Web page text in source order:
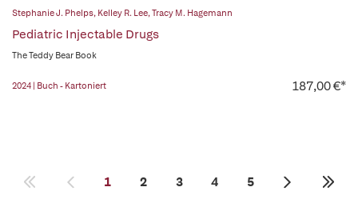
Stephanie J. Phelps, Kelley R. Lee,Tracy M. Hagemann
Pediatric Injectable Drugs
The Teddy Bear Book
2024 | Buch - Kartoniert 187,00 €*
1 2 3 4 5